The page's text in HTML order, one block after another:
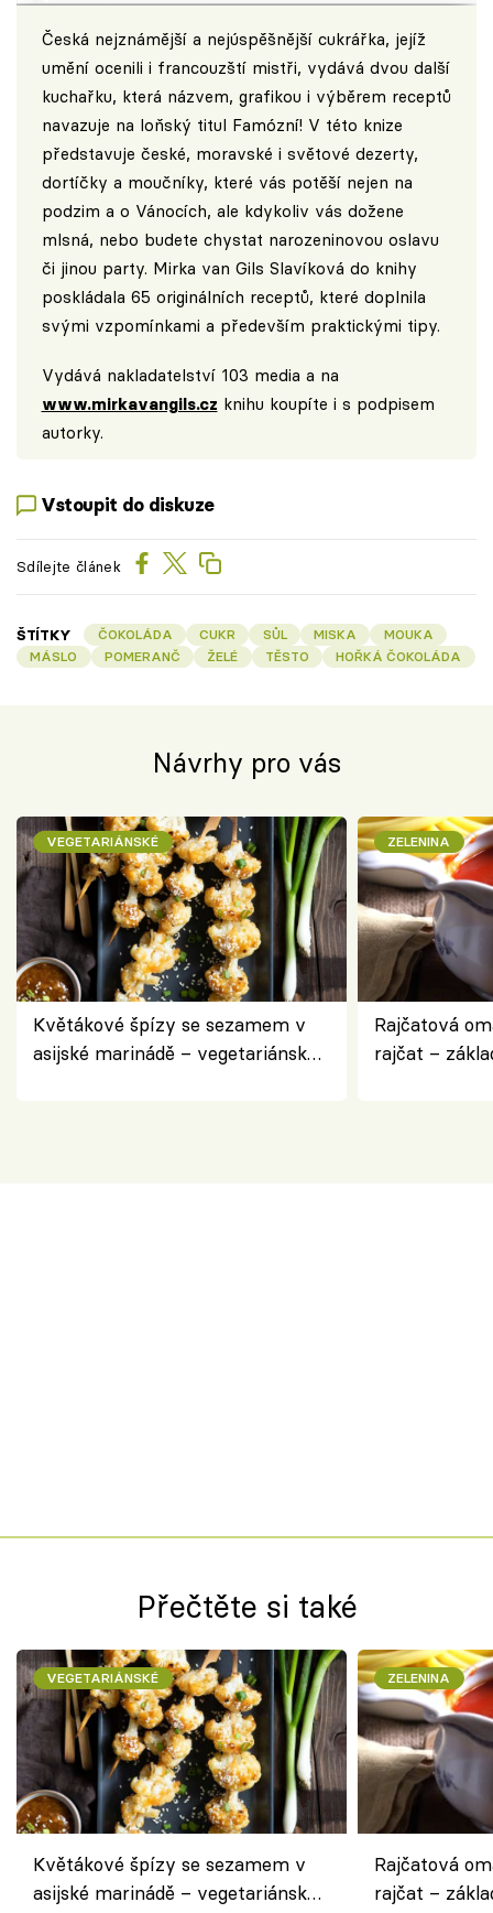
Česká nejznámější a nejúspěšnější cukrářka, jejíž
umění ocenili i francouzští mistři, vydává dvou další
kuchařku, která názvem, grafikou i výběrem receptů
navazuje na loňský titul Famózní! V této knize
představuje české, moravské i světové dezerty,
dortíčky a moučníky, které vás potěší nejen na
podzim a o Vánocích, ale kdykoliv vás dožene
mlsná, nebo budete chystat narozeninovou oslavu
či jinou party. Mirka van Gils Slavíková do knihy
poskládala 65 originálních receptů, které doplnila
svými vzpomínkami a především praktickými tipy.
Vydává nakladatelství 103 media a na
www.mirkavangils.cz knihu koupíte i s podpisem
autorky.
Vstoupit do diskuze
Sdílejte článek
ŠTÍTKY ČOKOLÁDA CUKR SŮL MISKA
MOUKA
MÁSLO
POMERANČ ŽELÉ TĚSTO HOŘKÁ ČOKOLÁDA
Návrhy pro vás
VEGETARIÁNSKÉ
Květákové špízy se sezamem v
asijské marinádě – vegetariánská
ZELENINA
Rajčatová
rajčat –
Přečtěte si také
VEGETARIÁNSKÉ
Květákové špízy se sezamem v
asijské marinádě – vegetariánská
ZELENINA
Rajčatová
rajčat –